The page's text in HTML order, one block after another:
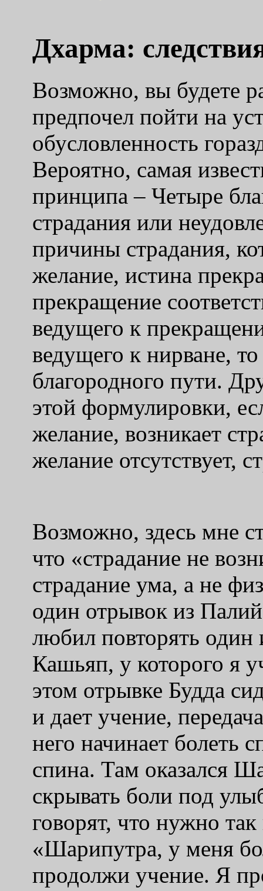
Дхарма:
Возможно, вы будете
предпочел пойти на
обусловленность
Вероятно, самая
принципа – Четыре
страдания или
причины страдания,
желание, истина
прекращение
ведущего к
ведущего к нирване,
благородного пути.
этой формулировки,
желание, возникает
желание отсутствует,
Возможно, здесь мне
что «страдание не
страдание ума, а не
один отрывок из
любил повторять один
Кашьяп, у которого я
этом отрывке Будда
и дает учение,
него начинает болеть
спина. Там оказался
скрывать боли под
говорят, что нужно
«Шарипутра, у меня
продолжи учение. Я